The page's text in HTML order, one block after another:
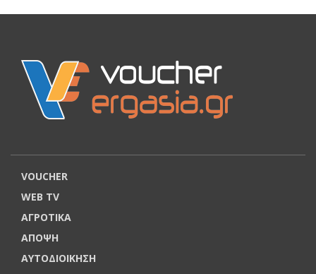
VOUCHER
WEB TV
ΑΓΡΟΤΙΚΑ
ΑΠΟΨΗ
ΑΥΤΟΔΙΟΙΚΗΣΗ